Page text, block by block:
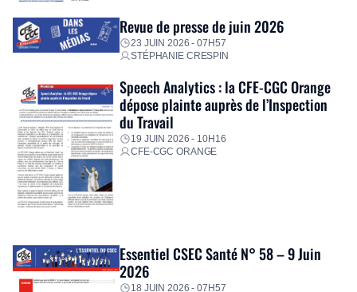
Revue de presse de juin 2026
23 JUIN 2026 - 07H57
STÉPHANIE CRESPIN
Speech Analytics : la CFE-CGC Orange
dépose plainte auprès de l’Inspection
du Travail
19 JUIN 2026 - 10H16
CFE-CGC ORANGE
Essentiel CSEC Santé N° 58 – 9 Juin
2026
18 JUIN 2026 - 07H57